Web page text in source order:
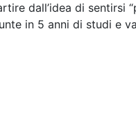
dall’idea di sentirsi
in 5 anni di studi e